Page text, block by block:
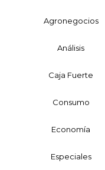
Agronegocios
Análisis
Caja Fuerte
Consumo
Economía
Especiales